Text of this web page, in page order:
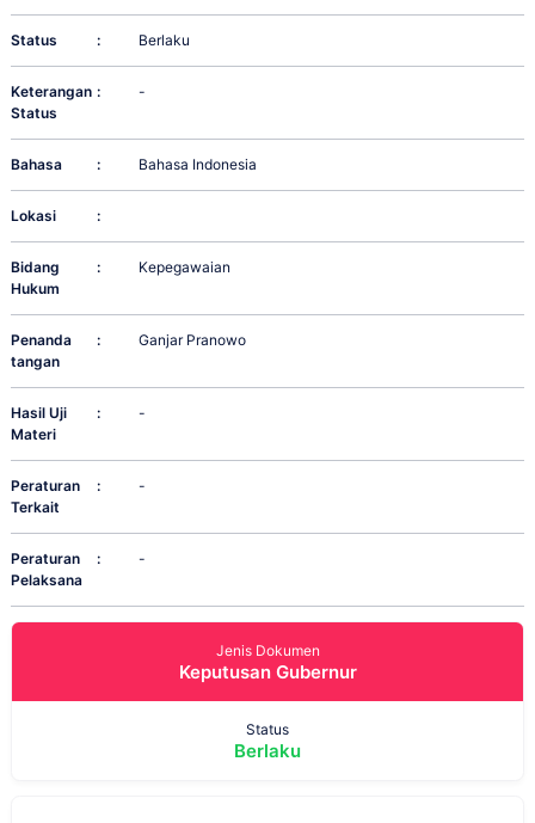
Status : Berlaku
Keterangan
Status
: -
Bahasa : Bahasa Indonesia
Lokasi :
Bidang
Hukum
: Kepegawaian
Penanda
tangan
: Ganjar Pranowo
Hasil Uji
Materi
: -
Peraturan
Terkait
: -
Peraturan
Pelaksana
: -
Jenis Dokumen
Keputusan Gubernur
Status
Berlaku